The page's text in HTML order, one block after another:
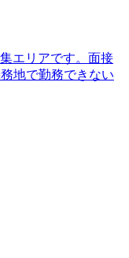
エリアです。面接
地で勤務できない